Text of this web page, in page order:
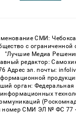
СМИ:
с ограниченной
"Лучшие Медиа
редактор:
Адрес эл. почты:
орган:
номер СМИ ЭЛ № ФС 77 -